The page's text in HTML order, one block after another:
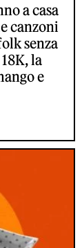
a casa
canzoni
senza
la
e